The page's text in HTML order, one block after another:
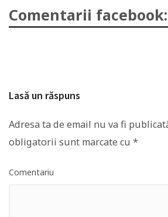
Comentarii facebook:
Lasă un răspuns
Adresa ta de email nu va fi
obligatorii sunt marcate cu *
Comentariu